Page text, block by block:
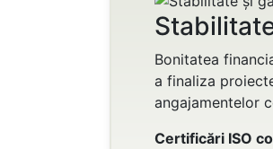
Bonitatea
a finaliza
angajamentelor
Certificări ISO